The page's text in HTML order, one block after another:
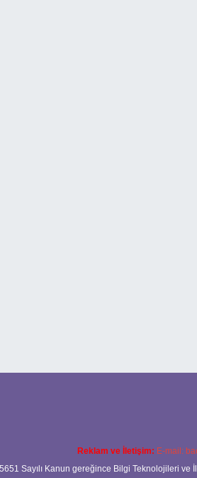
Reklam ve İletişim: E-mail:
Sayılı Kanun gereğince Bilgi Teknolojileri ve